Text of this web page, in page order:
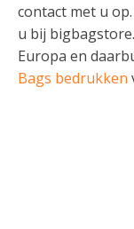
contact met u
u bij
Europa en
Bags bedrukken